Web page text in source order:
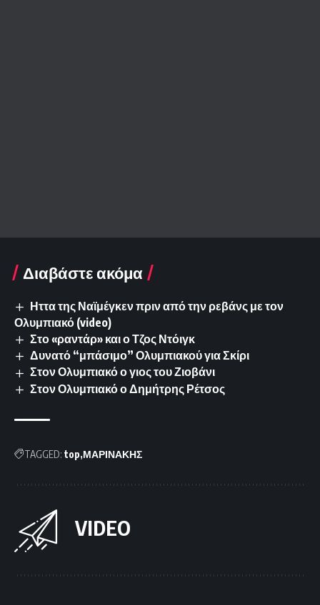
Διαβάστε ακόμα
Ηττα της Ναϊμέγκεν πριν από την ρεβάνς με τον
Ολυμπιακό (video)
Στο «ραντάρ» και ο Τζος Ντόιγκ
Δυνατό “μπάσιμο” Ολυμπιακού για Σκίρι
Στον Ολυμπιακό ο γιος του Ζιοβάνι
Στον Ολυμπιακό ο Δημήτρης Ρέτσος
TAGGED: top ΜΑΡΙΝΑΚΗΣ
VIDEO